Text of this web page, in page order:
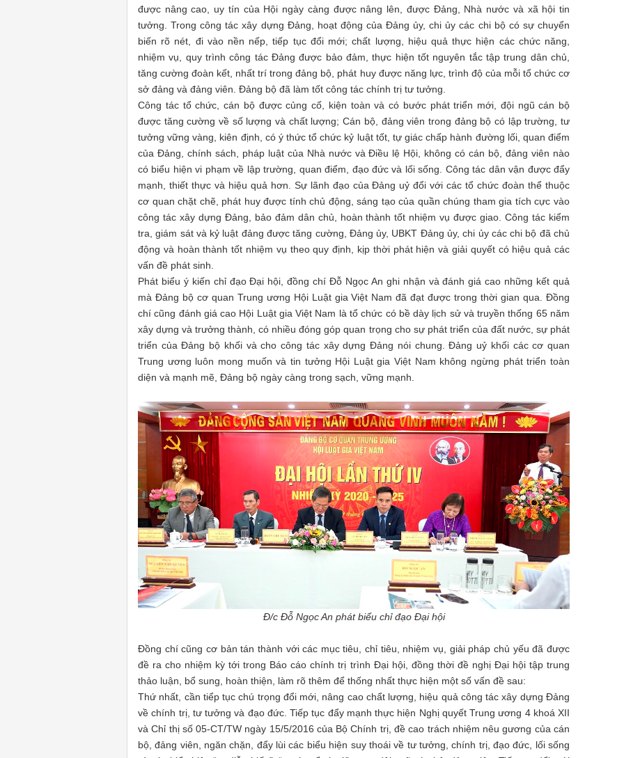
được nâng cao, uy tín của Hội ngày càng được nâng lên, được Đảng, Nhà nước và xã hội tin
tưởng. Trong công tác xây dựng Đảng, hoạt động của Đảng ủy, chi ủy các chi bộ có sự chuyển
biến rõ nét, đi vào nền nếp, tiếp tục đổi mới; chất lượng, hiệu quả thực hiện các chức năng,
nhiệm vụ, quy trình công tác Đảng được bảo đảm, thực hiện tốt nguyên tắc tập trung dân chủ,
tăng cường đoàn kết, nhất trí trong đảng bộ, phát huy được năng lực, trình độ của mỗi tổ chức cơ
sở đảng và đảng viên. Đảng bộ đã làm tốt công tác chính trị tư tưởng.
Công tác tổ chức, cán bộ được củng cố, kiện toàn và có bước phát triển mới, đội ngũ cán bộ
được tăng cường về số lượng và chất lượng; Cán bộ, đảng viên trong đảng bộ có lập trường, tư
tưởng vững vàng, kiên định, có ý thức tổ chức kỷ luật tốt, tự giác chấp hành đường lối, quan điểm
của Đảng, chính sách, pháp luật của Nhà nước và Điều lệ Hội, không có cán bộ, đảng viên nào
có biểu hiện vi phạm về lập trường, quan điểm, đạo đức và lối sống. Công tác dân vận được đẩy
mạnh, thiết thực và hiệu quả hơn. Sự lãnh đạo của Đảng uỷ đổi với các tổ chức đoàn thể thuộc
cơ quan chặt chẽ, phát huy được tính chủ động, sáng tạo của quần chúng tham gia tích cực vào
công tác xây dựng Đảng, bảo đảm dân chủ, hoàn thành tốt nhiệm vụ được giao. Công tác kiểm
tra, giám sát và kỷ luật đảng được tăng cường, Đảng ủy, UBKT Đảng ủy, chi ủy các chi bộ đã chủ
động và hoàn thành tốt nhiệm vụ theo quy định, kịp thời phát hiện và giải quyết có hiệu quả các
vấn đề phát sinh.
Phát biểu ý kiến chỉ đạo Đại hội, đồng chí Đỗ Ngọc An ghi nhận và đánh giá cao những kết quả
mà Đảng bộ cơ quan Trung ương Hội Luật gia Việt Nam đã đạt được trong thời gian qua. Đồng
chí cũng đánh giá cao Hội Luật gia Việt Nam là tổ chức có bề dày lịch sử và truyền thống 65 năm
xây dựng và trưởng thành, có nhiều đóng góp quan trọng cho sự phát triển của đất nước, sự phát
triển của Đảng bộ khối và cho công tác xây dựng Đảng nói chung. Đảng uỷ khối các cơ quan
Trung ương luôn mong muốn và tin tưởng Hội Luật gia Việt Nam không ngừng phát triển toàn
diện và mạnh mẽ, Đảng bộ ngày càng trong sạch, vững mạnh.
Đ/c Đỗ Ngọc An phát biểu chỉ đạo Đại hội
Đồng chí cũng cơ bản tán thành với các mục tiêu, chỉ tiêu, nhiệm vụ, giải pháp chủ yếu đã được
đề ra cho nhiệm kỳ tới trong Báo cáo chính trị trình Đại hội, đồng thời đề nghị Đại hội tập trung
thảo luận, bổ sung, hoàn thiện, làm rõ thêm để thống nhất thực hiện một số vấn đề sau:
Thứ nhất, cần tiểp tục chú trọng đổi mới, nâng cao chẩt lượng, hiệu quả công tác xây dựng Đảng
về chính trị, tư tưởng và đạo đức. Tiếp tục đẩy mạnh thực hiện Nghị quyết Trung ương 4 khoá XII
và Chỉ thị số 05-CT/TW ngày 15/5/2016 của Bộ Chính trị, đề cao trách nhiệm nêu gương của cán
bộ, đảng viên, ngăn chặn, đẩy lùi các biểu hiện suy thoái về tư tưởng, chính trị, đạo đức, lối sống